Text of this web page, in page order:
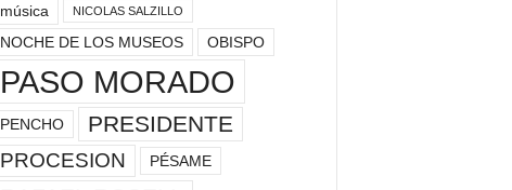
música NICOLAS SALZILLO
NOCHE DE LOS MUSEOS OBISPO
PASO MORADO
PENCHO PRESIDENTE
PROCESION PÉSAME